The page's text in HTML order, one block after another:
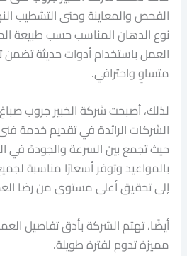
الفحص والمعاينة وحتى التشطيب
نوع الدهان المناسب حسب طبيعة
العمل باستخدام أدوات حديثة تضمن
متساوٍ واحترافي.
لذلك، أصبحت شركة الخبير جروب
الشركات الرائدة في تقديم خدمة
حيث تجمع بين السرعة والجودة في
بالمواعيد وتوفر أسعارًا مناسبة
إلى تحقيق أعلى مستوى من رضا
أيضًا، تهتم الشركة بأدق تفاصيل
مميزة تدوم لفترة طويلة.